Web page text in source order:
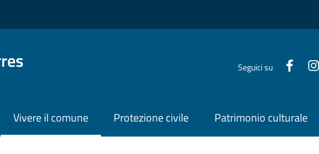
Seguici su
Vivere il comune Protezione civile Patrimonio culturale